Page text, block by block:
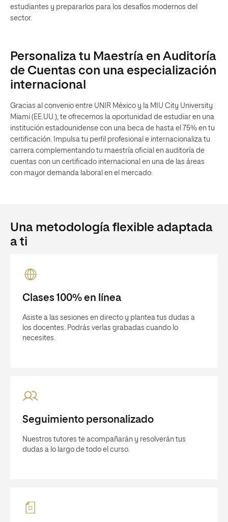
estudiantes y prepararlos para los desafíos modernos del
sector.
Personaliza tu Maestría en Auditoría
de Cuentas con una especialización
internacional
Gracias al convenio entre UNIR México y la MIU City University
Miami (EE.UU.), te ofrecemos la oportunidad de estudiar en una
institución estadounidense con una beca de hasta el 75% en tu
certificación. Impulsa tu perfil profesional e internacionaliza tu
carrera complementando tu maestría oficial en auditoría de
cuentas con un certificado internacional en una de las áreas
con mayor demanda laboral en el mercado:
Una metodología flexible adaptada
a ti
Clases 100% en línea
Asiste a las sesiones en directo y plantea tus dudas a
los docentes. Podrás verlas grabadas cuando lo
necesites.
Seguimiento personalizado
Nuestros tutores te acompañarán y resolverán tus
dudas a lo largo de todo el curso.